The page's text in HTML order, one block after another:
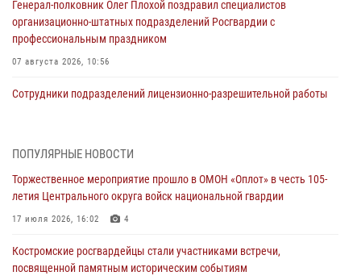
Генерал-полковник Олег Плохой поздравил специалистов
организационно-штатных подразделений Росгвардии с
профессиональным праздником
07 августа 2026, 10:56
Сотрудники подразделений лицензионно-разрешительной работы
06 августа 2026, 07:50
В Костромской области продолжается проведение акции «Каникулы
с Росгвардией»
05 августа 2026, 12:04
В Росгвардии по Костромской области проходят мероприятия,
посвященные 108-й годовщине со дня рождения генерала армии
ПОПУЛЯРНЫЕ НОВОСТИ
Торжественное мероприятие прошло в ОМОН «Оплот» в честь 105-
летия Центрального округа войск национальной гвардии
17 июля 2026, 16:02 4
Костромские росгвардейцы стали участниками встречи,
посвященной памятным историческим событиям